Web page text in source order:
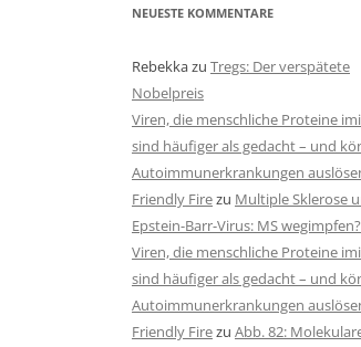
NEUESTE KOMMENTARE
Rebekkazu Tregs: Der verspätete
Nobelpreis
Viren, die menschliche Proteine
sind häufiger als gedacht – und
Autoimmunerkrankungen
Friendly Firezu Multiple Sklerose
Epstein-Barr-Virus: MS wegimpfen?
Viren, die menschliche Proteine
sind häufiger als gedacht – und
Autoimmunerkrankungen
Friendly Firezu Abb. 82: